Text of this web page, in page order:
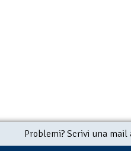
Problemi? Scrivi una